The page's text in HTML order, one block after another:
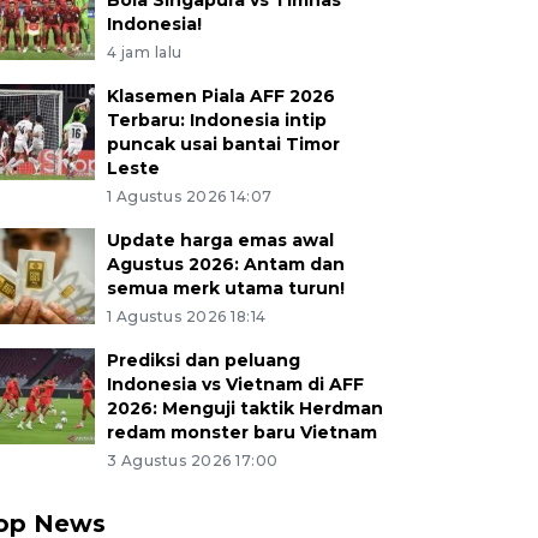
Indonesia!
4 jam lalu
Klasemen Piala AFF 2026
Terbaru: Indonesia intip
puncak usai bantai Timor
Leste
1 Agustus 2026 14:07
Update harga emas awal
Agustus 2026: Antam dan
semua merk utama turun!
1 Agustus 2026 18:14
Prediksi dan peluang
Indonesia vs Vietnam di AFF
2026: Menguji taktik Herdman
redam monster baru Vietnam
3 Agustus 2026 17:00
News